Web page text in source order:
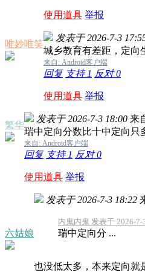
使用道具 举报
唯妙唯笑
发表于 2026-7-3
城乡教育有差距，定向
来自: Android客户端
回复 支持 1 反对0
使用道具 举报
繁华
发表于 2026-7-3 18:00 来
瑞中定向分数比十中定向只
来自: Android客户端
回复 支持 1 反对0
使用道具 举报
六姑娘
发表于 2026-7-3 18:22
内鬼内鬼 发表于 2026-7-
瑞中定向分 ...
也没低太多，本来定向就